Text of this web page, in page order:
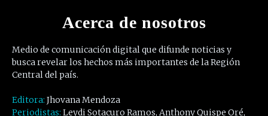
Acerca de nosotros
Medio de comunicación digital que difunde noticias y
busca revelar los hechos más importantes de la Región
Central del país.
Editora: Jhovana Mendoza
Periodistas: Leydi Sotacuro Ramos, Anthony Quispe Oré,